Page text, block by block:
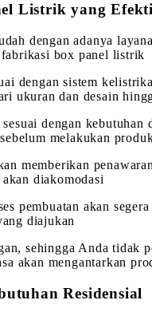
Listrik yang
dengan adanya
box panel listrik
dengan sistem
ukuran dan desain
dengan
melakukan
memberikan
diakomodasi
pembuatan akan
diajukan
sehingga Anda
akan mengantarkan
Residensial